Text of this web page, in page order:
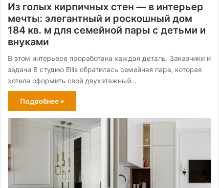
Из голых кирпичных стен — в интерьер
мечты: элегантный и роскошный дом
184 кв. м для семейной пары с детьми и
внуками
В этом интерьере проработана каждая деталь. Заказчики и
задачи В студию Ellis обратилась семейная пара, которая
хотела оформить свой двухэтажный…
Подробнее »